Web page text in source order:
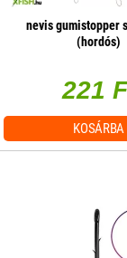
nevis gumistopper
(hordós)
221
KOSÁRBA